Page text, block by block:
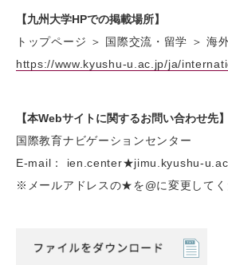
【九州大学HPでの掲載場所】
トップページ ＞ 国際交流・留学 ＞ 海
https://www.kyushu-u.ac.jp/ja/
【本Webサイトに関するお問い合わせ先】
国際教育ナビゲーションセンター
E-mail： ien.center★jimu.kyushu-
※メールアドレスの★を@に変更してく